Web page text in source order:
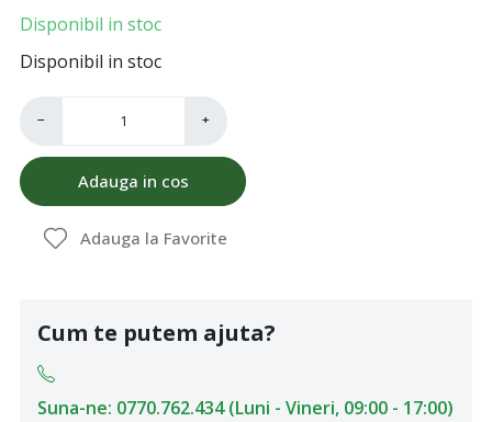
Disponibil in stoc
Disponibil in stoc
− +
Adauga in cos
Adauga la Favorite
Cum te putem ajuta?
Suna-ne: 0770.762.434 (Luni - Vineri, 09:00 - 17:00)